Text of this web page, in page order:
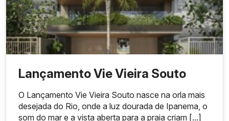
Praia de Ipanema
Lagoa Rodrigo de Freitas
6 unidades residenciais
Mozak
Lançamento Vie Vieira Souto
O Lançamento Vie Vieira Souto nasce na orla mais
desejada do Rio, onde a luz dourada de Ipanema, o
som do mar e a vista aberta para a praia criam [...]